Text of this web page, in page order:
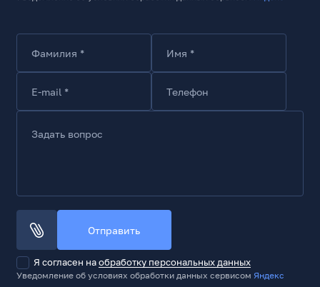
Слоты расширения
Количество слотов для карт расширения
Микрофонный вход (фронт)
1
Выход на наушники (фронт)
Фамилия * Имя *
E-mail * Телефон
Задать вопрос
Отправить
Я согласен наобработку персональных данных
Уведомление об условиях обработки данных сервисомЯндекс